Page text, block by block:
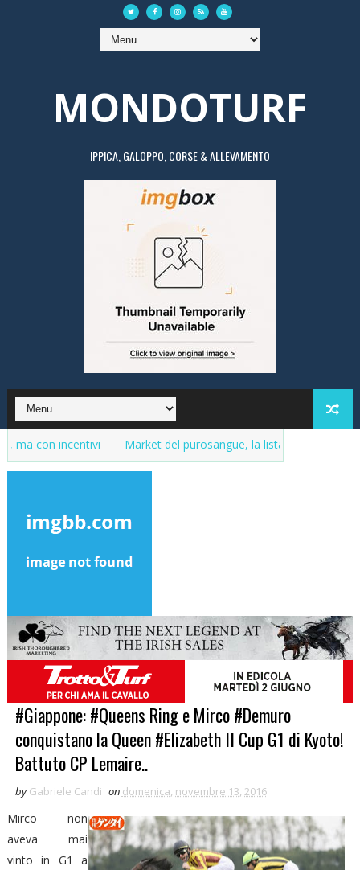
MONDOTURF
IPPICA, GALOPPO, CORSE & ALLEVAMENTO
incentivi Market del purosangue, la lista delle fattrici in
#Giappone: #Queens Ring e Mirco #Demuro
conquistano la Queen #Elizabeth II Cup G1 di Kyoto!
Battuto CP Lemaire..
by Gabriele Candi on domenica, novembre 13, 2016
Mirco non
aveva mai
vinto in G1 a